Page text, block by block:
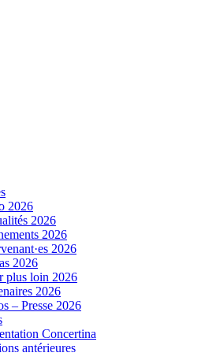
2026
2026
2026
2026
2026
plus loin 2026
2026
– Presse 2026
Concertina
antérieures